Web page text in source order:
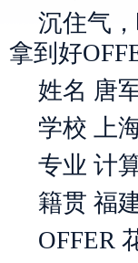
沉住气
拿到好
姓名 唐
学校 上
专业 计
籍贯 福
OFFER